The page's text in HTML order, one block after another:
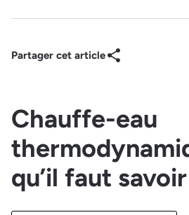
Partager cet article
Chauffe-eau
qu’il faut savoir